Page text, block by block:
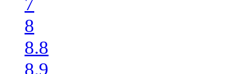
8
8.8
8.9